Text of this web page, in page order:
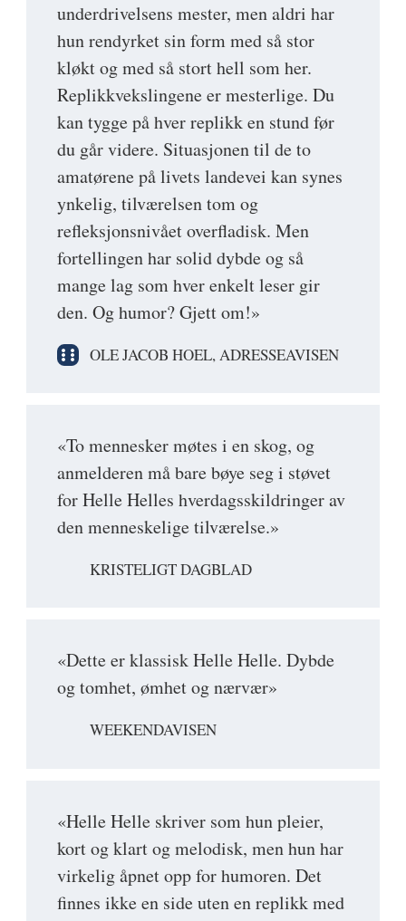
underdrivelsens mester, men aldri har
hun rendyrket sin form med så stor
kløkt og med så stort hell som her.
Replikkvekslingene er mesterlige. Du
kan tygge på hver replikk en stund før
du går videre. Situasjonen til de to
amatørene på livets landevei kan synes
ynkelig, tilværelsen tom og
refleksjonsnivået overfladisk. Men
fortellingen har solid dybde og så
mange lag som hver enkelt leser gir
den. Og humor? Gjett om!»
OLE JACOB HOEL, ADRESSEAVISEN
«To mennesker møtes i en skog, og
anmelderen må bare bøye seg i støvet
for Helle Helles hverdagsskildringer av
den menneskelige tilværelse.»
KRISTELIGT DAGBLAD
«Dette er klassisk Helle Helle. Dybde
og tomhet, ømhet og nærvær»
WEEKENDAVISEN
«Helle Helle skriver som hun pleier,
kort og klart og melodisk, men hun har
virkelig åpnet opp for humoren. Det
finnes ikke en side uten en replikk med